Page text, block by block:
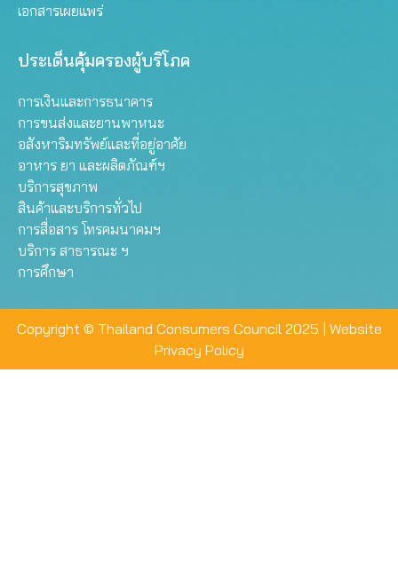
เอกสารเผยแพร่
ประเด็นคุ้มครองผู้บริโภค
การเงินและการธนาคาร
การขนส่งและยานพาหนะ
อสังหาริมทรัพย์และที่อยู่อาศัย
อาหาร ยา และผลิตภัณฑ์ฯ
บริการสุขภาพ
สินค้าและบริการทั่วไป
การสื่อสาร โทรคมนาคมฯ
บริการ สาธารณะ ฯ
การศึกษา
Copyright © Thailand Consumers Council 2025 | Website
Privacy Policy